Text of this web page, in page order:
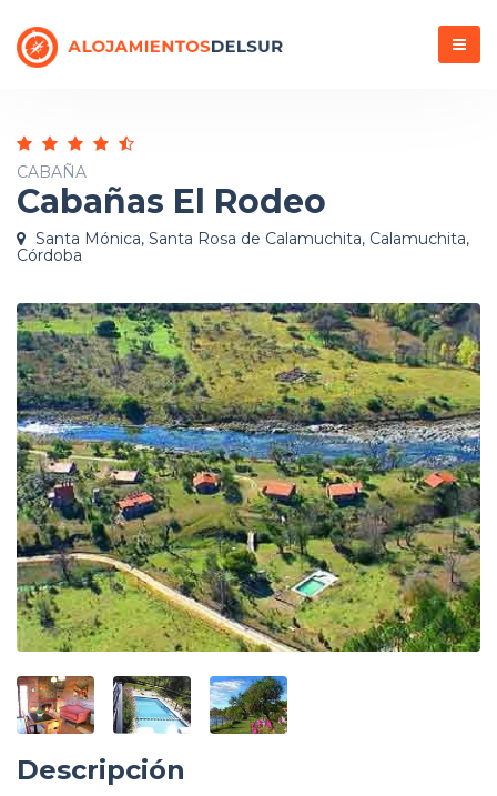
Menú
CABAÑA
Cabañas El Rodeo
Santa Mónica, Santa Rosa de Calamuchita, Calamuchita,
Córdoba
Descripción